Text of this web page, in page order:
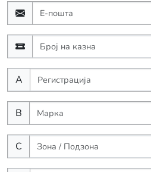
A
B
C